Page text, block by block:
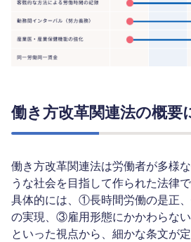
働き方改革関連法の概要
働き方改革関連法は労働者が多様
うな社会を目指して作られた法律で
具体的には、①長時間労働の是正
の実現、③雇用形態にかかわらな
といった視点から、細かな条文が定